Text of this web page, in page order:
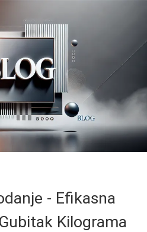
- Efikasna
Kilograma